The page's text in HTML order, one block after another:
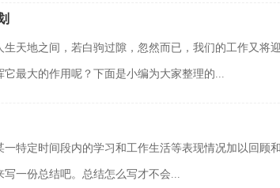
生天地之间，若白驹过隙，忽然而已，我们的工作又将
它最大的作用呢？下面是小编为大家整理的...
特定时间段内的学习和工作生活等表现情况加以回顾
一份总结吧。总结怎么写才不会...